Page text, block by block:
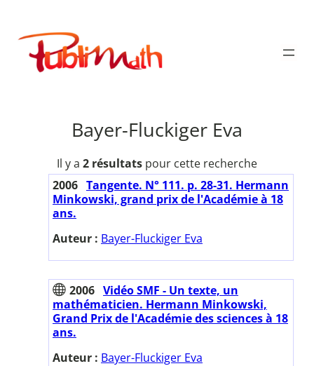
contenu
Publimath
Bayer-Fluckiger Eva
Il y a 2 résultats pour cette recherche
2006 Tangente. N° 111. p. 28-31. Hermann
Minkowski, grand prix de l'Académie à 18
ans.
Auteur : Bayer-Fluckiger Eva
2006 Vidéo SMF - Un texte, un
mathématicien. Hermann Minkowski,
Grand Prix de l'Académie des sciences à 18
ans.
Auteur : Bayer-Fluckiger Eva